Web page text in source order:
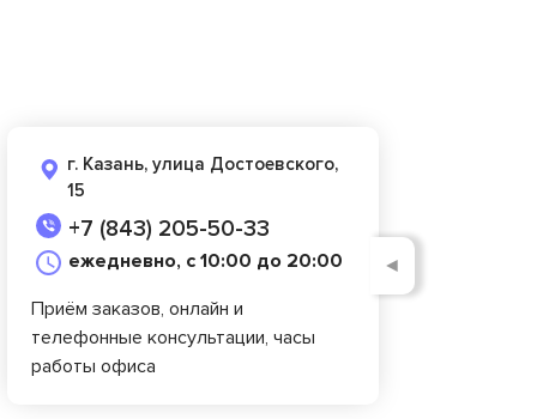
г. Казань, улица Достоевского,
15
+7 (843) 205-50-33
ежедневно, с 10:00 до 20:00
Приём заказов, онлайн и
телефонные консультации, часы
работы офиса
◄